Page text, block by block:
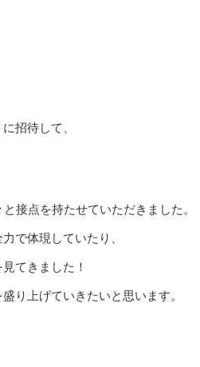
招待して、
と接点を持たせていただきました。
力で体現していたり、
てきました！
り 上げていきたいと思います。